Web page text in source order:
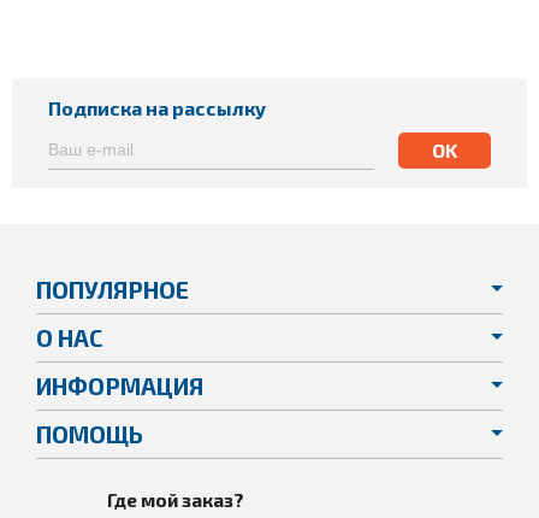
Подписка на рассылку
ПОПУЛЯРНОЕ
О НАС
ИНФОРМАЦИЯ
ПОМОЩЬ
Где мой заказ?